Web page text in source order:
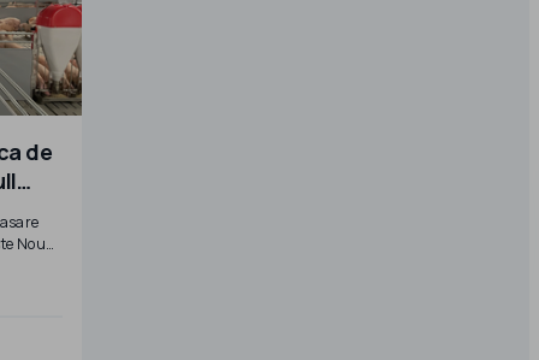
de
Noua